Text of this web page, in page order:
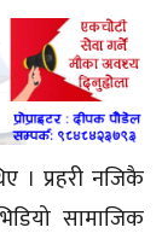
। प्रहरी नजिकै
सामाजिक